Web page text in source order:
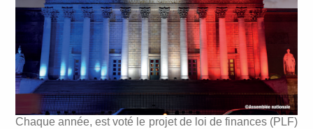
Chaque année, est voté le projet de loi de finances (PLF)